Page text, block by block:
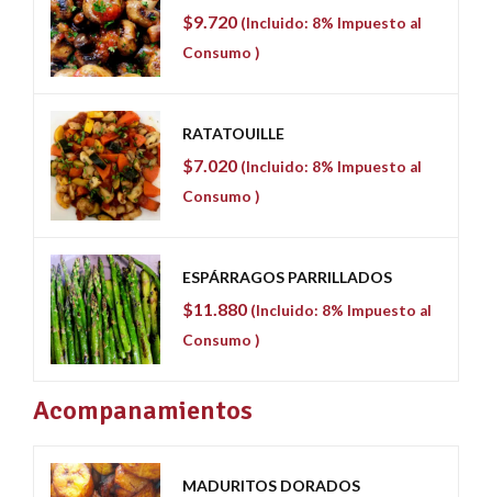
$9.720 (Incluido: 8% Impuesto al
Consumo )
RATATOUILLE
$7.020 (Incluido: 8% Impuesto al
Consumo )
ESPÁRRAGOS PARRILLADOS
$11.880 (Incluido: 8% Impuesto al
Consumo )
Acompanamientos
MADURITOS DORADOS